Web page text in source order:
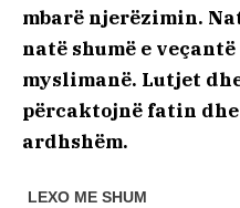
mbarë njerëzimin.
natë shumë e
myslimanë. Lutjet
përcaktojnë fatin
ardhshëm.